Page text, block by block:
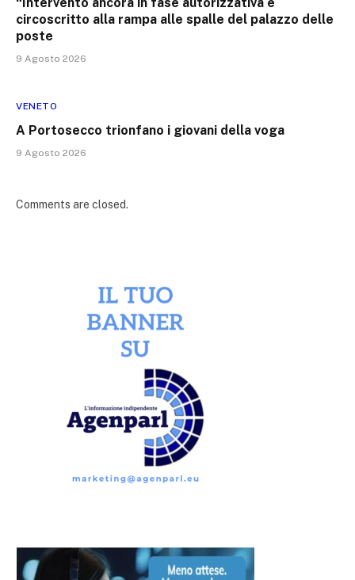
circoscritto alla rampa alle spalle del palazzo delle
poste
9 Agosto 2026
VENETO
A Portosecco trionfano i giovani della voga
9 Agosto 2026
Comments are closed.